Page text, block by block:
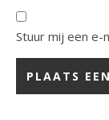
Stuur mij een e-